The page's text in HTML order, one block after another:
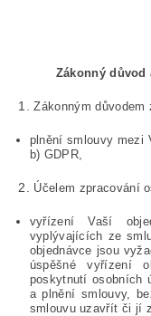
Zákonný
Zákonným
plnění smlouvy mezi
b) GDPR,
Účelem zpracování
vyřízení Vaší
vyplývajících ze
objednávce jsou
úspěšné vyřízení
poskytnutí osobních
a plnění smlouvy,
smlouvu uzavřít či jí